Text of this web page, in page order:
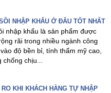
NHẬP KHẨU Ở ĐÂU TỐT NHẤT
nhập khẩu là sản phẩm được
rãi trong nhiều ngành công
độ bền bỉ, tính thẩm mỹ cao,
chịu...
RO KHI KHÁCH HÀNG TỰ NHẬP